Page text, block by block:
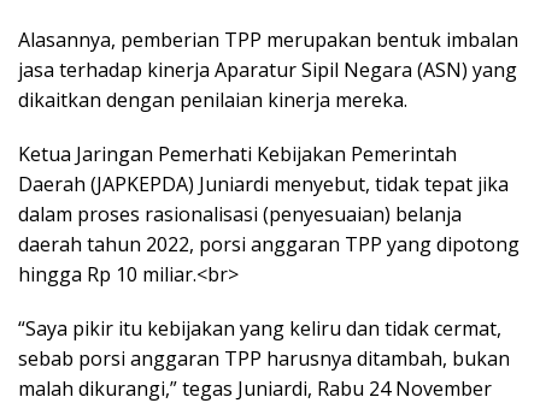
Alasannya, pemberian TPP merupakan bentuk imbalan
jasa terhadap kinerja Aparatur Sipil Negara (ASN) yang
dikaitkan dengan penilaian kinerja mereka.
Ketua Jaringan Pemerhati Kebijakan Pemerintah
Daerah (JAPKEPDA) Juniardi menyebut, tidak tepat jika
dalam proses rasionalisasi (penyesuaian) belanja
daerah tahun 2022, porsi anggaran TPP yang dipotong
hingga Rp 10 miliar.<br>
“Saya pikir itu kebijakan yang keliru dan tidak cermat,
sebab porsi anggaran TPP harusnya ditambah, bukan
malah dikurangi,” tegas Juniardi, Rabu 24 November